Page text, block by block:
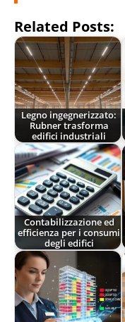
Related Posts:
Legno ingegnerizzato:
Rubner trasforma
edifici industriali
Contabilizzazione ed
efficienza per i consumi
degli edifici